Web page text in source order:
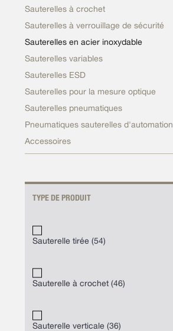
Sauterelles à crochet
Sauterelles à verrouillage de sécurité
Sauterelles en acier inoxydable
Sauterelles variables
Sauterelles ESD
Sauterelles pour la mesure optique
Sauterelles pneumatiques
Pneumatiques sauterelles d'automation
Accessoires
TYPE DE PRODUIT
Sauterelle tirée 54
Sauterelle à crochet 46
Sauterelle verticale 36